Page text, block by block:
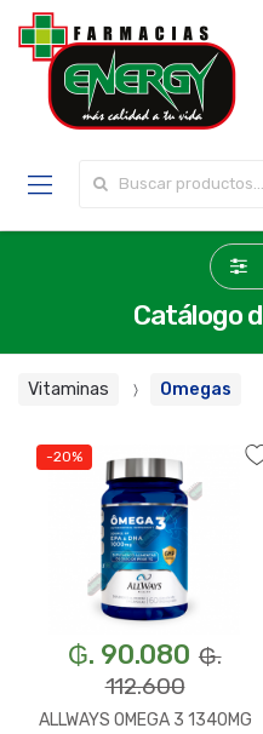
Catálogo
Vitaminas Omegas
-20%
₲. 90.080 ₲.
112.600
ALLWAYS OMEGA 3 1340MG